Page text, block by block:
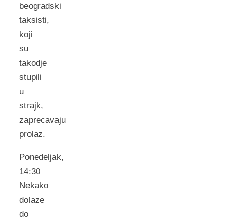
beogradski
taksisti,
koji
su
takodje
stupili
u
strajk,
zaprecavaju
prolaz.
Ponedeljak,
14:30
Nekako
dolaze
do